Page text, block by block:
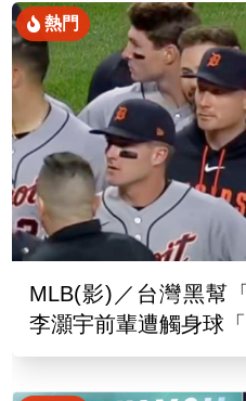
熱門
MLB(影)／台灣黑幫
李灝宇前輩遭觸身球「